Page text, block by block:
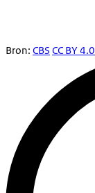
Bron: CBS CC BY 4.0